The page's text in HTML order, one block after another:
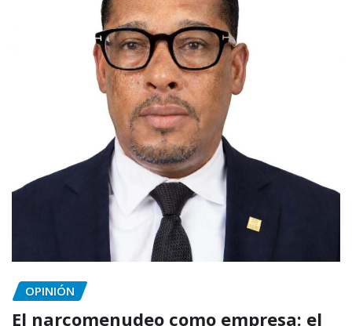
OPINIÓN
El narcomenudeo como empresa: el